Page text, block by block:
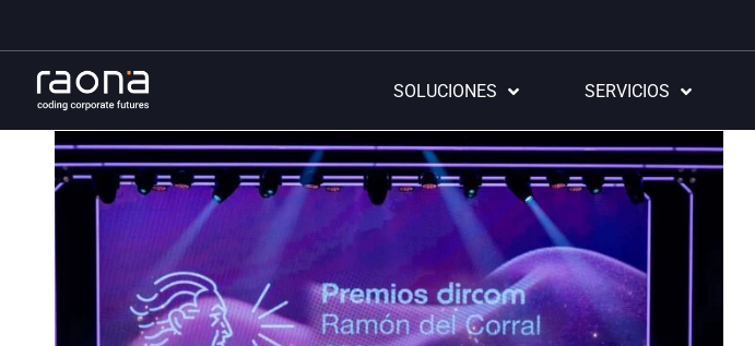
SOLUCIONES SERVICIOS